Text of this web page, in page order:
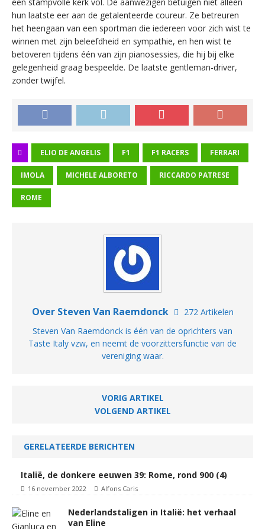
hun laatste eer aan de getalenteerde coureur. Ze betreuren
het heengaan van een sportman die iedereen voor zich wist te
winnen met zijn beleefdheid en sympathie, en hen wist te
betoveren tijdens één van zijn pianosessies, die hij bij elke
gelegenheid graag bespeelde. De laatste gentleman-driver,
zonder twijfel.
ELIO DE ANGELIS F1 F1 RACERS FERRARI
IMOLA MICHELE ALBORETO RICCARDO PATRESE
ROME
Over Steven Van Raemdonck
272 Artikelen
Steven Van Raemdonck is één van de oprichters van
Taste Italy vzw, en neemt de voorzittersfunctie van de
vereniging waar.
VORIG ARTIKEL
VOLGEND ARTIKEL
GERELATEERDE BERICHTEN
Italië, de donkere eeuwen 39: Rome, rond 900 (4)
16 november 2022 Alfons Caris
Nederlandstaligen in Italië: het verhaal
van Eline